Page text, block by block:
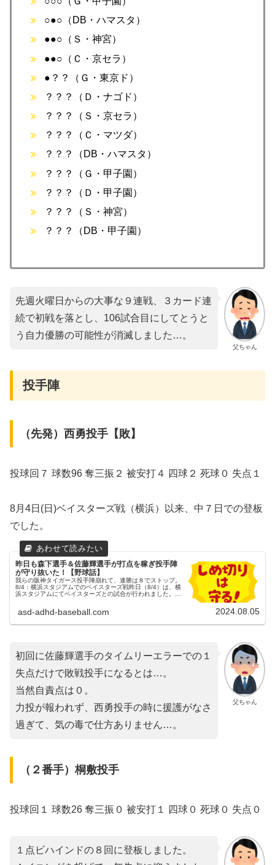
○●○（DB・ハマスタ）
●●○（Ｓ・神宮）
●●○（Ｃ・京セラ）
●？？（Ｇ・東京ド）
？？？（Ｄ・ナゴド）
？？？（Ｓ・京セラ）
？？？（Ｃ・マツダ）
？？？（DB・ハマスタ）
？？？（Ｇ・甲子園）
？？？（Ｄ・甲子園）
？？？（Ｓ・神宮）
？？？（DB・甲子園）
父ちゃん
先週火曜日からの大事な９連戦、３カード連
続で初戦を落とし、106試合目にしてとうと
う自力優勝の可能性が消滅しました…。
投手陣
（先発）西勇投手【敗】
投球回７ 球数96 奪三振２ 被安打４ 四球２ 死球０ 失点１
8月4日(日)ベイスターズ戦（横浜）以来、中７日での登板
でした。
昨日も森下選手＆佐藤輝選手が打点を稼ぎ投手陣
が守り抜いた！【野球話】
我らの阪神タイガース投手陣崩れて、連勝は８でストップ。
8/4：横浜スタジアムでのベイスターズ戦昨日（8/4）は、横
浜スタジアムにてベイスターズとの試合が行われました。３
asd-adhd-baseball.com 2024.08.05
父ちゃん
初回に佐藤輝選手のタイムリーエラーでの１
失点だけで敗戦投手になるとは…。
当然自責点は０。
力投が報われず、西勇投手の時に援護がなさ
過ぎて、気の毒で仕方ありません…。
（２番手）桐敷投手
投球回１ 球数26 奪三振０ 被安打１ 四球０ 死球０ 失点０
１点ビハインドの８回に登板しました。